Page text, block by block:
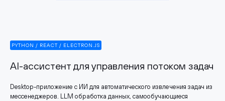
PYTHON / REACT / ELECTRON.JS
AI-ассистент для управления потоком задач
Desktop-приложение с ИИ для автоматического извлечения задач из
мессенеджеров. LLM обработка данных, самообучающиеся